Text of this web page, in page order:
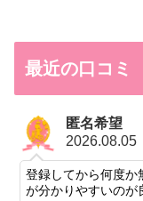
最近の口コミ
匿名希望
2026.08.05
登録してから何度か
が分かりやすいのが